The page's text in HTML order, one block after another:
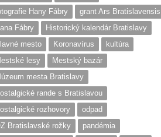
Hany Fábry
grant Ars Bratislavensis
Fábry
Historický kalendár Bratislavy
mesto
Koronavírus
kultúra
lesy
Mestský bazár
mesta Bratislavy
rande s Bratislavou
rozhovory
odpad
Bratislavské rožky
pandémia